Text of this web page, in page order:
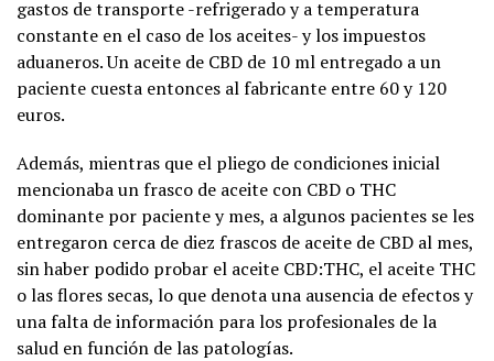
gastos de transporte -refrigerado y a temperatura
constante en el caso de los aceites- y los impuestos
aduaneros. Un aceite de CBD de 10 ml entregado a un
paciente cuesta entonces al fabricante entre 60 y 120
euros.
Además, mientras que el pliego de condiciones inicial
mencionaba un frasco de aceite con CBD o THC
dominante por paciente y mes, a algunos pacientes se les
entregaron cerca de diez frascos de aceite de CBD al mes,
sin haber podido probar el aceite CBD:THC, el aceite THC
o las flores secas, lo que denota una ausencia de efectos y
una falta de información para los profesionales de la
salud en función de las patologías.